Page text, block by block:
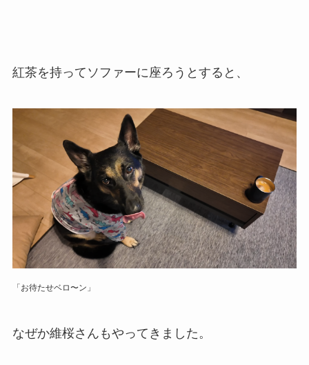
紅茶を持ってソファーに座ろうとすると、
「お待たせベロ〜ン」
なぜか維桜さんもやってきました。